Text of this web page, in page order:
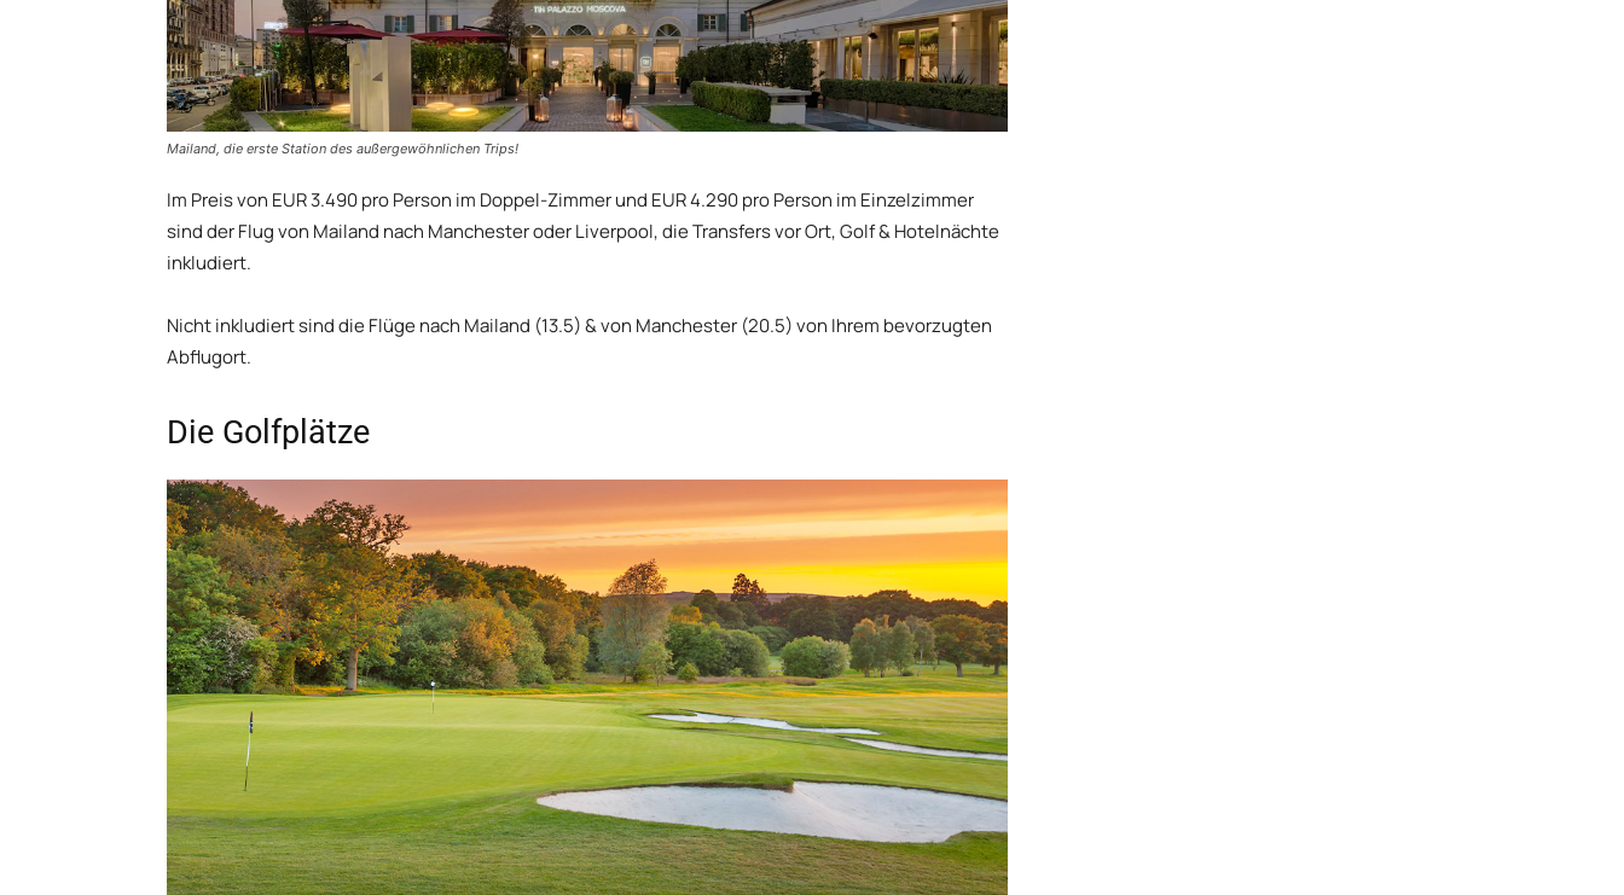
Mailand, die erste Station des außergewöhnlichen Trips!
Im Preis von EUR 3.490 pro Person im Doppel-Zimmer und EUR 4.290 pro Person im Einzelzimmer
sind der Flug von Mailand nach Manchester oder Liverpool, die Transfers vor Ort, Golf & Hotelnächte
inkludiert.
Nicht inkludiert sind die Flüge nach Mailand (13.5) & von Manchester (20.5) von Ihrem bevorzugten
Abflugort.
Die Golfplätze